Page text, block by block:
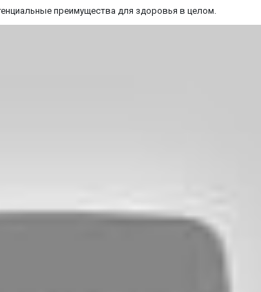
преимущества для здоровья в целом.